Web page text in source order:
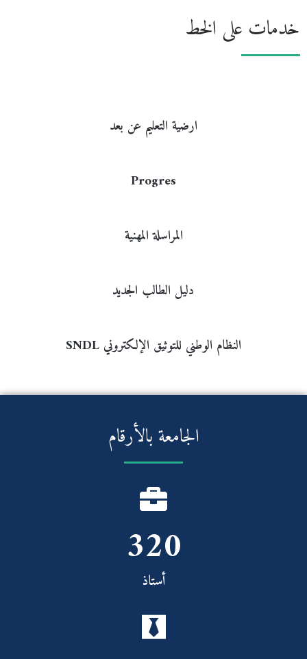
خدمات على الخط
ارضية التعليم عن بعد
Progres​
المراسلة المهنية
دليل الطالب الجديد​
النظام الوطني للتوثيق الإلكتروني SNDL​
الجامعة بالأرقام
أستاذ
320